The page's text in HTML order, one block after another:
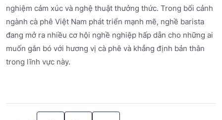
nghiệm cảm xúc và nghệ thuật thưởng thức. Trong bối cảnh
ngành cà phê Việt Nam phát triển mạnh mẽ, nghề barista
đang mở ra nhiều cơ hội nghề nghiệp hấp dẫn cho những ai
muốn gắn bó với hương vị cà phê và khẳng định bản thân
trong lĩnh vực này.